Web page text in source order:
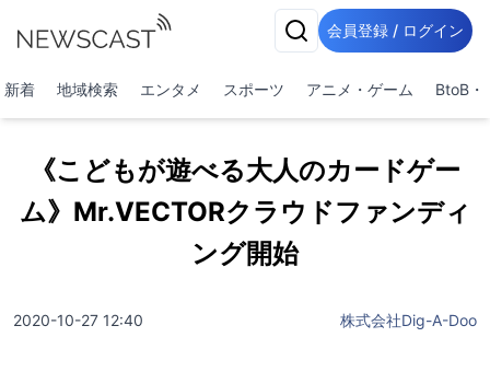
会員登録 / ログイン
新着 地域検索 エンタメ スポーツ アニメ・ゲーム BtoB・
《こどもが遊べる大人のカードゲー
ム》Mr.VECTORクラウドファンディ
ング開始
2020-10-27 12:40 株式会社Dig-A-Doo